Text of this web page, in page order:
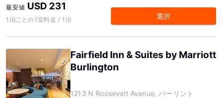
最安値 USD 231
1泊ごとの1室料金 / 1泊 選択
Fairfield Inn & Suites by Marriott
Burlington
1213 N Roosevelt Avenue, バーリント